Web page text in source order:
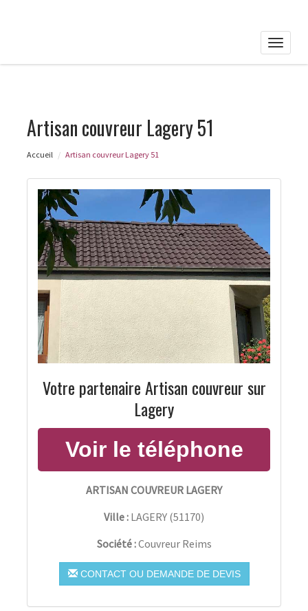
Toggle
Artisan couvreur Lagery 51
Accueil Artisan couvreur Lagery 51
Votre partenaire Artisan couvreur sur
Lagery
ARTISAN COUVREUR LAGERY
Ville : LAGERY (51170)
Société :Couvreur Reims
CONTACT OU DEMANDE DE DEVIS